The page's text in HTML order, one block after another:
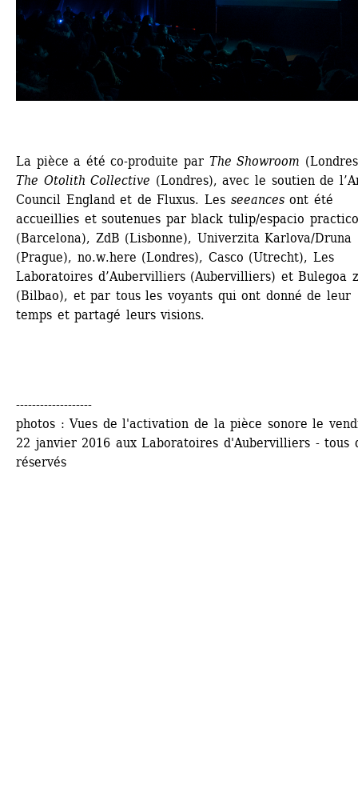
La pièce a été co-produite par The Showroom
The Otolith Collective (Londres), avec le soutien de
Council England et de Fluxus. Les seeancesont été
accueillies et soutenues par black tulip/espacio practico
(Barcelona), ZdB (Lisbonne), Univerzita Karlova/Druna
(Prague), no.w.here (Londres), Casco (Utrecht), Les
Laboratoires d’Aubervilliers (Aubervilliers) et Bulegoa
(Bilbao), et par tous les voyants qui ont donné de leur
temps et partagé leurs visions.
-------------------
photos : Vues de l'activation de la pièce sonore le
22 janvier 2016 aux Laboratoires d'Aubervilliers - tous
réservés